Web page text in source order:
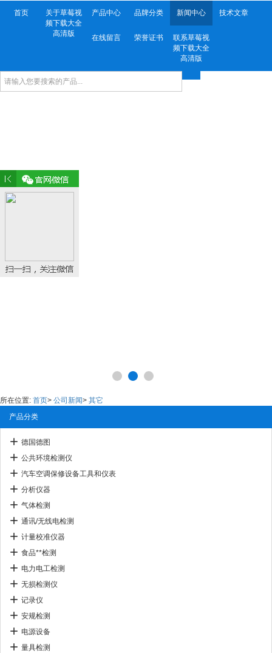
首页
关于草莓视
频下载大全
高清版
产品中心 品牌分类 新闻中心 技术文章
在线留言 荣誉证书
联系草莓视
频下载大全
高清版
所在位置: 首页> 公司新闻> 其它
产品分类
德国德图
公共环境检测仪
汽车空调保修设备工具和仪表
分析仪器
气体检测
通讯/无线电检测
计量校准仪器
食品**检测
电力电工检测
无损检测仪
记录仪
安规检测
电源设备
量具检测